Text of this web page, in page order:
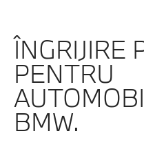
ÎNGRIJIRE
PENTRU
BMW.